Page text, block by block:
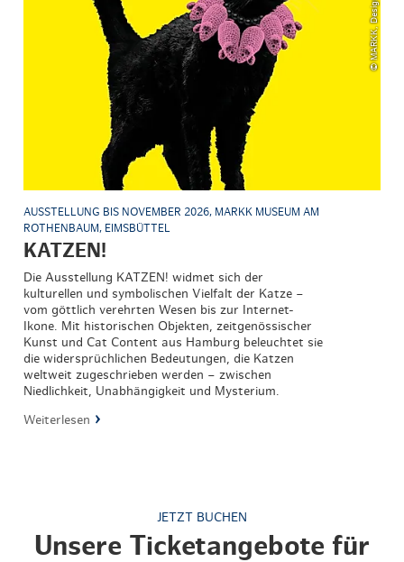
AUSSTELLUNG BIS NOVEMBER 2026, MARKK MUSEUM AM
ROTHENBAUM, EIMSBÜTTEL
KATZEN!
Die Ausstellung KATZEN! widmet sich der
kulturellen und symbolischen Vielfalt der Katze –
vom göttlich verehrten Wesen bis zur Internet-
Ikone. Mit historischen Objekten, zeitgenössischer
Kunst und Cat Content aus Hamburg beleuchtet sie
die widersprüchlichen Bedeutungen, die Katzen
weltweit zugeschrieben werden – zwischen
Niedlichkeit, Unabhängigkeit und Mysterium.
Weiterlesen
JETZT BUCHEN
Unsere Ticketangebote für